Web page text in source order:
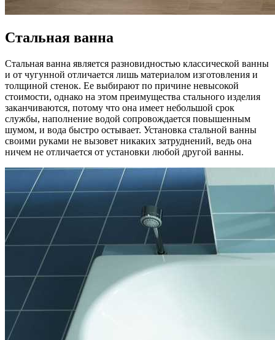
Стальная ванна
Стальная ванна является разновидностью классической ванны
и от чугунной отличается лишь материалом изготовления и
толщиной стенок. Ее выбирают по причине невысокой
стоимости, однако на этом преимущества стального изделия
заканчиваются, потому что она имеет небольшой срок
службы, наполнение водой сопровождается повышенным
шумом, и вода быстро остывает. Установка стальной ванны
своими руками не вызовет никаких затруднений, ведь она
ничем не отличается от установки любой другой ванны.